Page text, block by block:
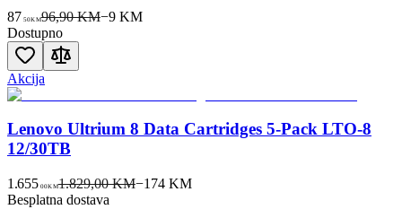
87 50KM96,90 KM−9KM
Dostupno
Akcija
Lenovo Ultrium 8 Data Cartridges 5-Pack LTO-8
12/30TB
1.655 00KM1.829,00 KM−174KM
Besplatna dostava